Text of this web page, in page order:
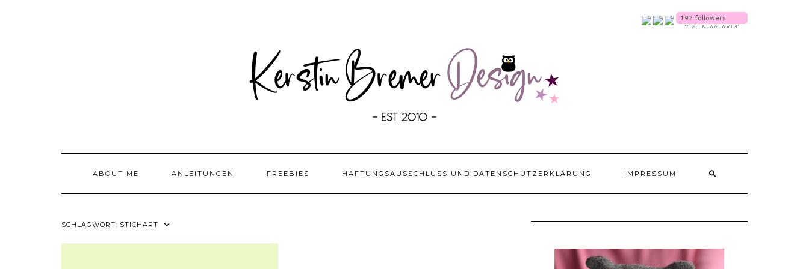
SOCIALMEDIA
ABOUT ME ANLEITUNGEN FREEBIES HAFTUNGSAUSSCHLUSS UND DATENSCHUTZERKLÄRUNG IMPRESSUM
SCHLAGWORT: STICHART